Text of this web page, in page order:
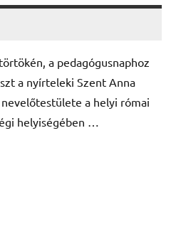
a pedagógusnaphoz
a nyírteleki Szent Anna
a helyi római
helyiségében …